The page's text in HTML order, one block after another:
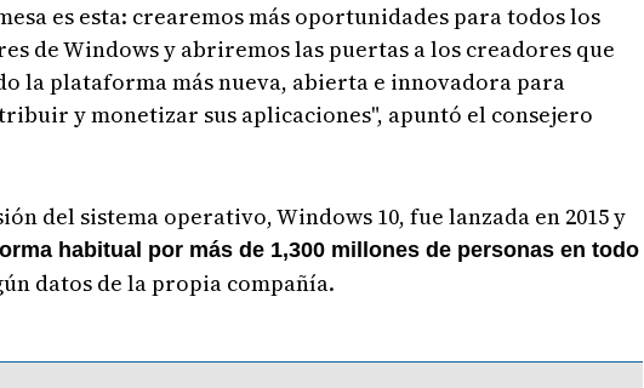
es esta: crearemos más oportunidades para todos los
de Windows y abriremos las puertas a los creadores que
la plataforma más nueva, abierta e innovadora para
y monetizar sus aplicaciones", apuntó el consejero
del sistema operativo, Windows 10, fue lanzada en 2015 y
habitual por más de 1,300 millones de personas en todo
datos de la propia compañía.